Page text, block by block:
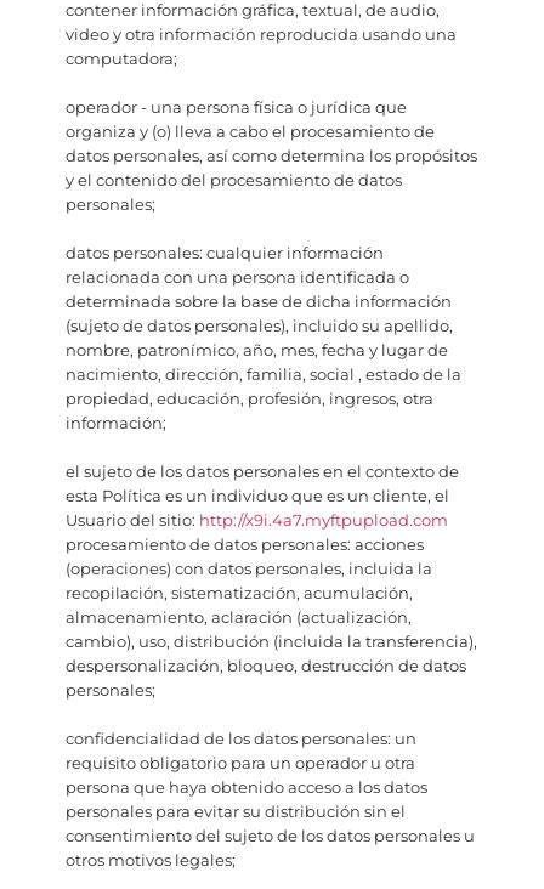
contener información gráfica, textual, de audio,
video y otra información reproducida usando una
computadora;
operador - una persona física o jurídica que
organiza y (o) lleva a cabo el procesamiento de
datos personales, así como determina los propósitos
y el contenido del procesamiento de datos
personales;
datos personales: cualquier información
relacionada con una persona identificada o
determinada sobre la base de dicha información
(sujeto de datos personales), incluido su apellido,
nombre, patronímico, año, mes, fecha y lugar de
nacimiento, dirección, familia, social , estado de la
propiedad, educación, profesión, ingresos, otra
información;
el sujeto de los datos personales en el contexto de
esta Política es un individuo que es un cliente, el
Usuario del sitio: http://x9i.4a7.myftpupload.com
procesamiento de datos personales: acciones
(operaciones) con datos personales, incluida la
recopilación, sistematización, acumulación,
almacenamiento, aclaración (actualización,
cambio), uso, distribución (incluida la transferencia),
despersonalización, bloqueo, destrucción de datos
personales;
confidencialidad de los datos personales: un
requisito obligatorio para un operador u otra
persona que haya obtenido acceso a los datos
personales para evitar su distribución sin el
consentimiento del sujeto de los datos personales u
otros motivos legales;